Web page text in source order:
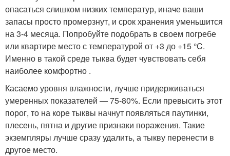
опасаться слишком низких температур, иначе ваши
запасы просто промерзнут, и срок хранения уменьшится
на 3-4 месяца. Попробуйте подобрать в своем погребе
или квартире место с температурой от +3 до +15 °C.
Именно в такой среде тыква будет чувствовать себя
наиболее комфортно .
Касаемо уровня влажности, лучше придерживаться
умеренных показателей — 75-80%. Если превысить этот
порог, то на коре тыквы начнут появляться паутинки,
плесень, пятна и другие признаки поражения. Такие
экземпляры лучше сразу удалить, а тыкву перенести в
другое место.